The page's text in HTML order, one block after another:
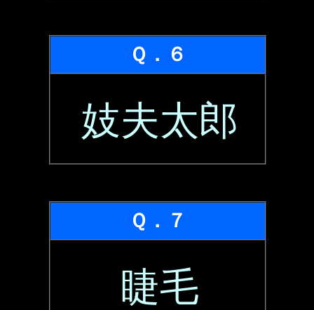
Ｑ．６
妓夫太郎
Ｑ．７
睫毛